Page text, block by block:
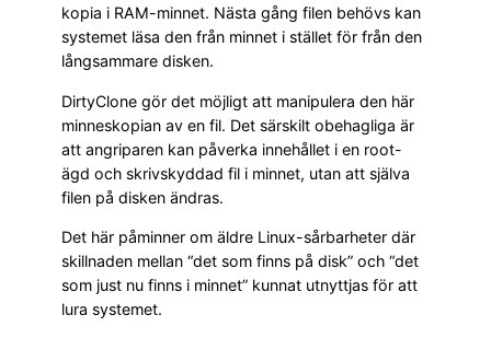
kopia i RAM-minnet. Nästa gång filen behövs kan
systemet läsa den från minnet i stället för från den
långsammare disken.
DirtyClone gör det möjligt att manipulera den här
minneskopian av en fil. Det särskilt obehagliga är
att angriparen kan påverka innehållet i en root-
ägd och skrivskyddad fil i minnet, utan att själva
filen på disken ändras.
Det här påminner om äldre Linux-sårbarheter där
skillnaden mellan “det som finns på disk” och “det
som just nu finns i minnet” kunnat utnyttjas för att
lura systemet.